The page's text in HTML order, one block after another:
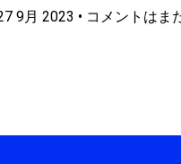
9月 2023 コメントはま